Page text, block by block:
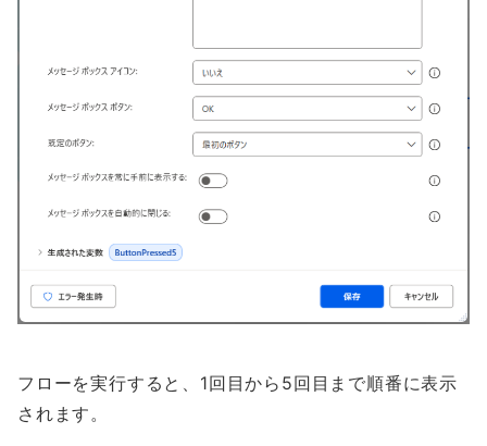
フローを実行すると、1回目から5回目まで順番に表示
されます。